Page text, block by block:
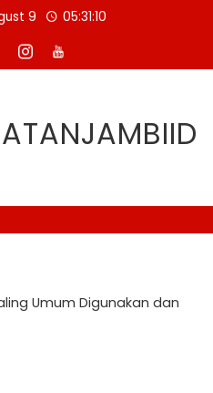
9 05:31:11
Umum Digunakan dan